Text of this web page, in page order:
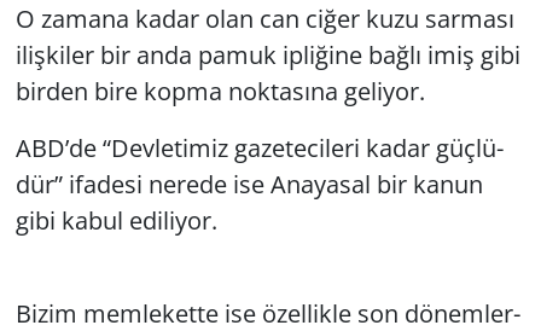
O za­ma­na kadar olan can ciğer kuzu sar­ma­sı
iliş­ki­ler bir anda pamuk ip­li­ği­ne bağlı imiş gibi
bir­den bire kopma nok­ta­sı­na ge­li­yor.
ABD’de “Dev­le­ti­miz ga­ze­te­ci­le­ri kadar güç­lü­
dür” ifa­de­si ne­re­de ise Ana­ya­sal bir kanun
gibi kabul edi­li­yor.
Bizim mem­le­ket­te ise özel­lik­le son dö­nem­ler­